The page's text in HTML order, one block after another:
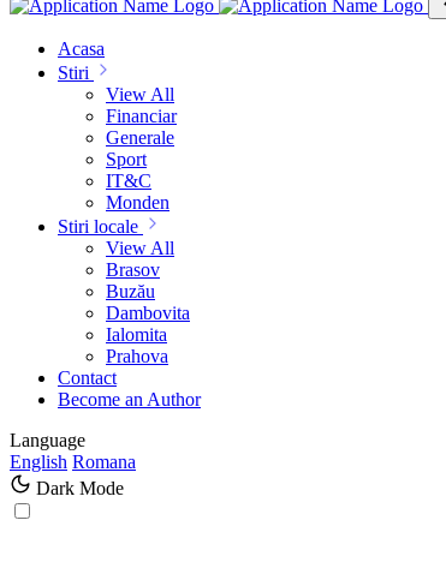
Acasa
Stiri
View All
Financiar
Generale
Sport
IT&C
Monden
Stiri locale
View All
Brasov
Buzău
Dambovita
Ialomita
Prahova
Contact
Become an Author
Language
English Romana
Dark Mode